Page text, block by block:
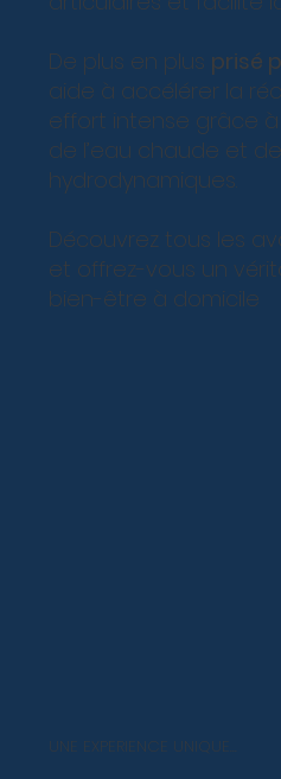
De plus en plus prisé
aide à accélérer la
effort intense grâce
de l’eau chaude et
hydrodynamiques.
Découvrez tous les
et offrez-vous un
bien-être à domicile
UNE EXPERIENCE UNIQUE...